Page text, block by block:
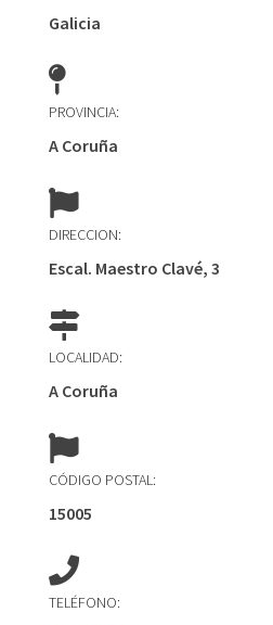
Galicia
PROVINCIA:
A Coruña
DIRECCION:
Escal. Maestro Clavé, 3
LOCALIDAD:
A Coruña
CÓDIGO POSTAL:
15005
TELÉFONO: